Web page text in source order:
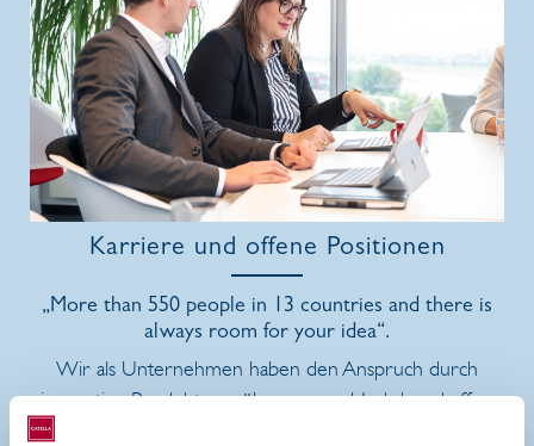
Karriere und offene Positionen
„More than 550 people in 13 countries and there is
always room for your idea“.
Wir als Unternehmen haben den Anspruch durch
innovative Produkte zu überzeugen. Und das schaffen
wir nur, wenn alle KollegInnen das Ohr am Markt und